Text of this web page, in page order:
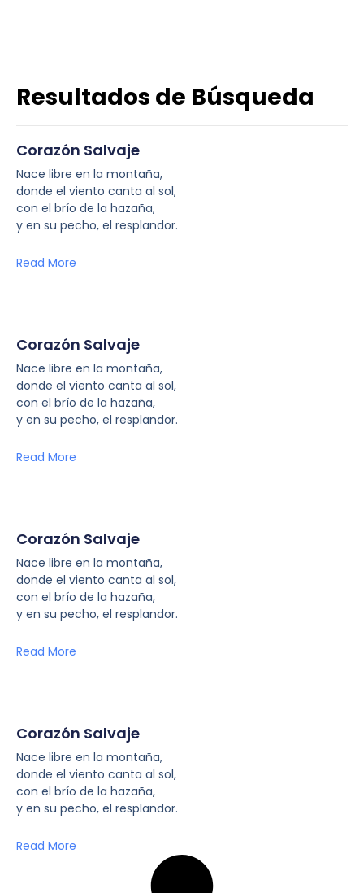
Resultados de Búsqueda
Corazón Salvaje
Nace libre en la montaña,
donde el viento canta al sol,
con el brío de la hazaña,
y en su pecho, el resplandor.
Read More
Corazón Salvaje
Nace libre en la montaña,
donde el viento canta al sol,
con el brío de la hazaña,
y en su pecho, el resplandor.
Read More
Corazón Salvaje
Nace libre en la montaña,
donde el viento canta al sol,
con el brío de la hazaña,
y en su pecho, el resplandor.
Read More
Corazón Salvaje
Nace libre en la montaña,
donde el viento canta al sol,
con el brío de la hazaña,
y en su pecho, el resplandor.
Read More